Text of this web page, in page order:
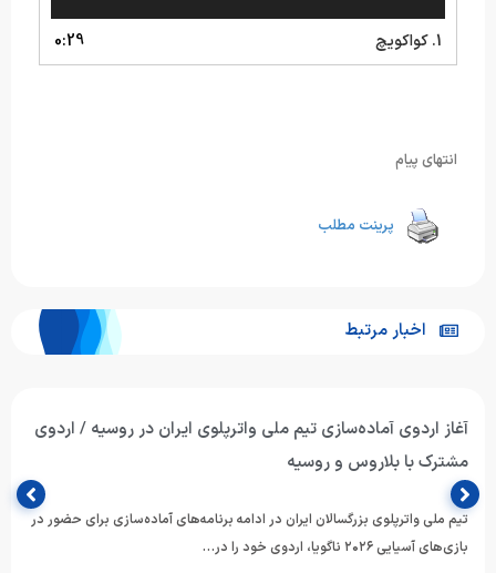
کواکویچ 0:29
انتهای پیام
پرینت مطلب
اخبار مرتبط
آغاز اردوی آماده‌سازی تیم ملی واترپلوی ایران در روسیه / اردوی
مشترک با بلاروس و روسیه
تیم ملی واترپلوی بزرگسالان ایران در ادامه برنامه‌های آماده‌سازی برای حضور در
بازی‌های آسیایی ۲۰۲۶ ناگویا، اردوی خود را در…